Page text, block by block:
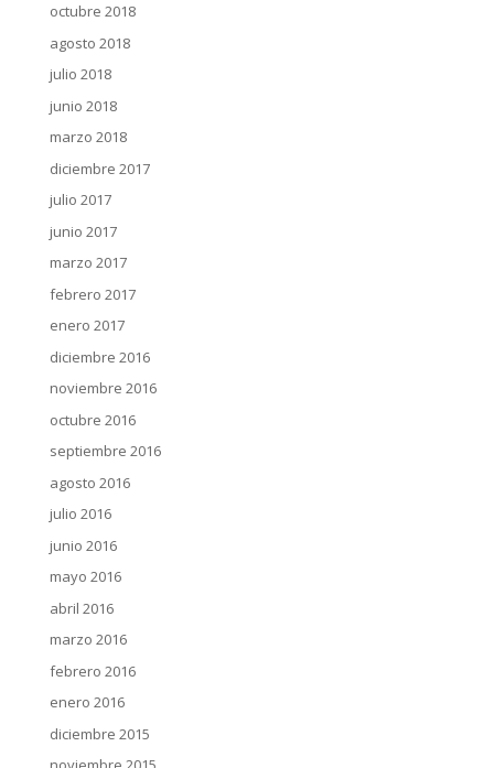
octubre 2018
agosto 2018
julio 2018
junio 2018
marzo 2018
diciembre 2017
julio 2017
junio 2017
marzo 2017
febrero 2017
enero 2017
diciembre 2016
noviembre 2016
octubre 2016
septiembre 2016
agosto 2016
julio 2016
junio 2016
mayo 2016
abril 2016
marzo 2016
febrero 2016
enero 2016
diciembre 2015